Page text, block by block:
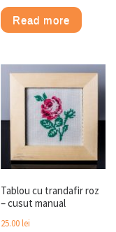
Read more
Tablou cu trandafir roz
– cusut manual
25.00lei